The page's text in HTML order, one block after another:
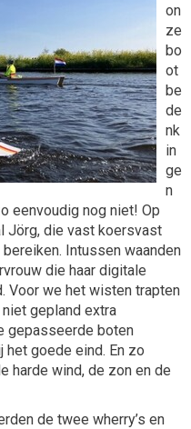
on
ze
bo
ot
be
de
nk
in
ge
n
eenvoudig nog niet! Op
Jörg, die vast koersvast
Intussen waanden
die haar digitale
Voor we het wisten trapten
gepland extra
gepasseerde boten
goede eind. En zo
harde wind, de zon en de
de twee wherry’s en